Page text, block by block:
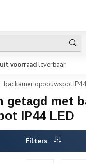
uit voorraadleverbaar
badkamer opbouwspot
getagd met
IP44 LED
Filters